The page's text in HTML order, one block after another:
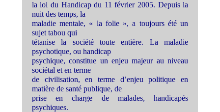
la loi du Handicap du 11 février 2005. Depuis la
nuit des temps, la
maladie mentale, « la folie », a toujours été un
sujet tabou qui
tétanise la société toute entière. La maladie
psychotique, ou handicap
psychique, constitue un enjeu majeur au niveau
sociétal et en terme
de civilisation, en terme d’enjeu politique en
matière de santé publique, de
prise en charge de malades, handicapés
psychiques.